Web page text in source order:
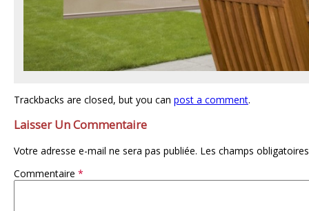
Trackbacks are closed, but you can post a comment.
Laisser Un Commentaire
Votre adresse e-mail ne sera pas publiée. Les champs
Commentaire *